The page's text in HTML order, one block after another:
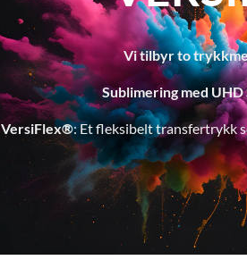
Vi tilbyr to
Sublimering med UHD
VersiFlex®: Et fleksibelt transfertrykk